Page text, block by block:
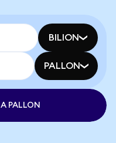
BILION
PALLON
PALLON